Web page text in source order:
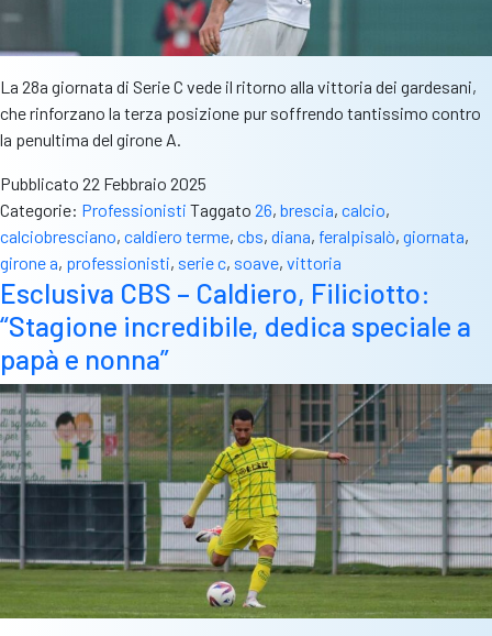
La 28a giornata di Serie C vede il ritorno alla vittoria dei gardesani,
che rinforzano la terza posizione pur soffrendo tantissimo contro
la penultima del girone A.
Pubblicato 22 Febbraio 2025
Categorie: Professionisti Taggato 26, brescia, calcio,
calciobresciano, caldiero terme, cbs, diana, feralpisalò, giornata,
girone a, professionisti, serie c, soave, vittoria
Esclusiva CBS – Caldiero, Filiciotto:
“Stagione incredibile, dedica speciale a
papà e nonna”